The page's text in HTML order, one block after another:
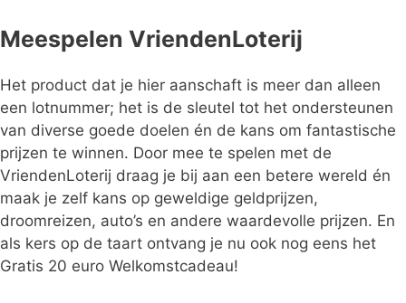
Meespelen VriendenLoterij
Het product dat je hier aanschaft is meer dan alleen
een lotnummer; het is de sleutel tot het ondersteunen
van diverse goede doelen én de kans om fantastische
prijzen te winnen. Door mee te spelen met de
VriendenLoterij draag je bij aan een betere wereld én
maak je zelf kans op geweldige geldprijzen,
droomreizen, auto’s en andere waardevolle prijzen. En
als kers op de taart ontvang je nu ook nog eens het
Gratis 20 euro Welkomstcadeau!